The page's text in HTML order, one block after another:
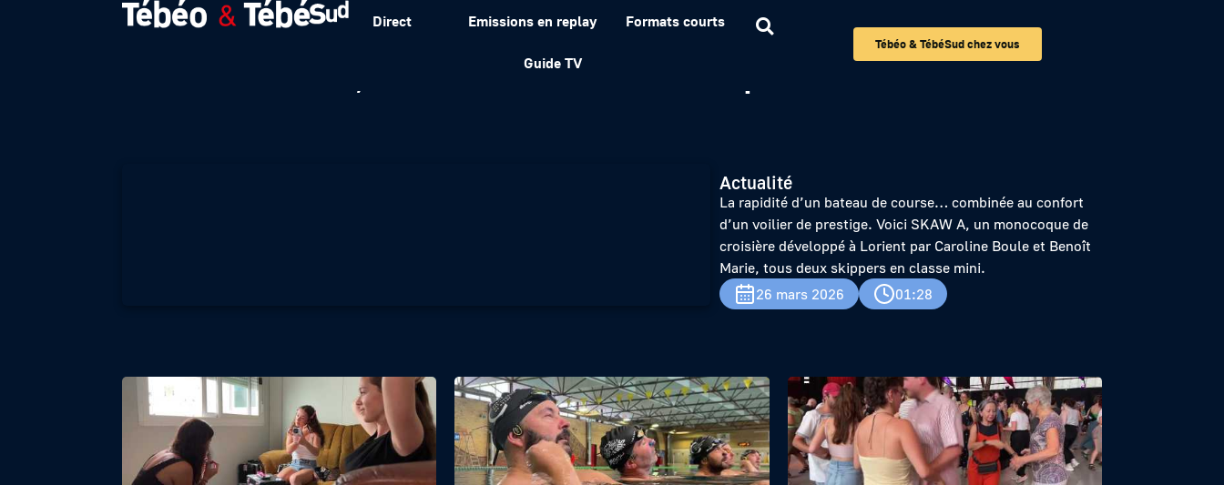
Direct Emissions en replay Formats courts
Guide TV
Tébéo & TébéSud chez vous
Lorient : Skaw, un bateau de croisière pas comme les autres
Actualité
La rapidité d’un bateau de course… combinée au confort
d’un voilier de prestige. Voici SKAW A, un monocoque de
croisière développé à Lorient par Caroline Boule et Benoît
Marie, tous deux skippers en classe mini.
26 mars 2026
01:28